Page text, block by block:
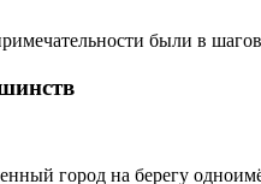
были в
город на берегу